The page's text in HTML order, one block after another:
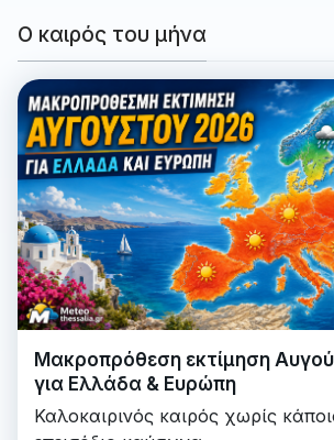
Ο καιρός του μήνα
Μακροπρόθεση εκτίμηση
για Ελλάδα & Ευρώπη
Καλοκαιρινός καιρός χωρίς